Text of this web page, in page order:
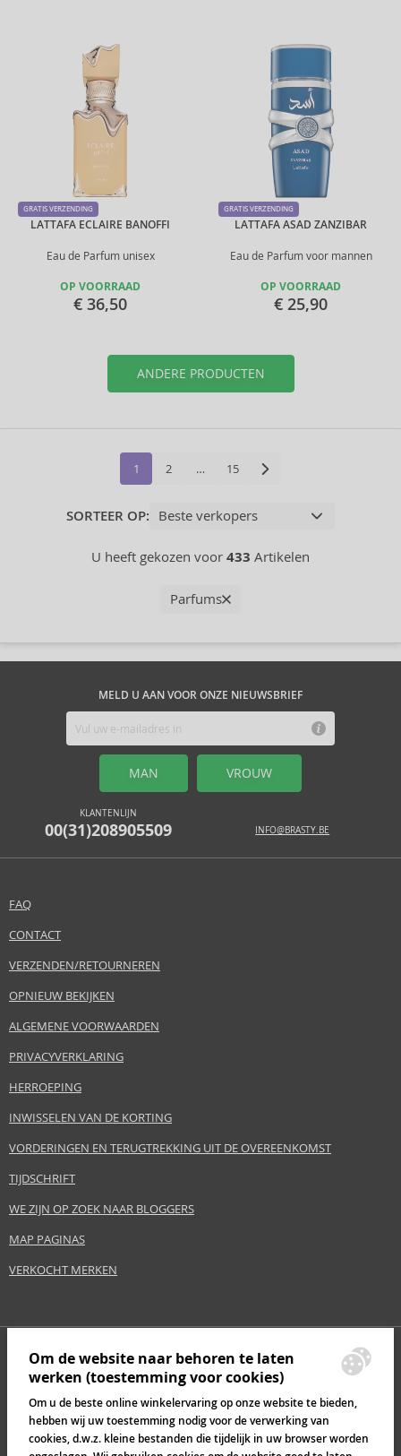
LATTAFA ECLAIRE BANOFFI
Eau de Parfum unisex
GRATIS VERZENDING
OP VOORRAAD
€ 36,50
LATTAFA ASAD ZANZIBAR
Eau de Parfum voor mannen
GRATIS VERZENDING
OP VOORRAAD
€ 25,90
ANDERE PRODUCTEN
1 2 … 15
SORTEER OP:
U heeft gekozen voor 433 Artikelen
Parfums
MELD U AAN VOOR ONZE NIEUWSBRIEF
MAN VROUW
KLANTENLIJN
00(31)208905509 INFO@BRASTY.BE
FAQ
CONTACT
VERZENDEN/RETOURNEREN
OPNIEUW BEKIJKEN
ALGEMENE VOORWAARDEN
PRIVACYVERKLARING
HERROEPING
INWISSELEN VAN DE KORTING
VORDERINGEN EN TERUGTREKKING UIT DE OVEREENKOMST
TIJDSCHRIFT
WE ZIJN OP ZOEK NAAR BLOGGERS
MAP PAGINAS
VERKOCHT MERKEN
Om de website naar behoren te laten
werken (toestemming voor cookies)
Om u de beste online winkelervaring op onze website te bieden,
hebben wij uw toestemming nodig voor de verwerking van
cookies, d.w.z. kleine bestanden die tijdelijk in uw browser worden